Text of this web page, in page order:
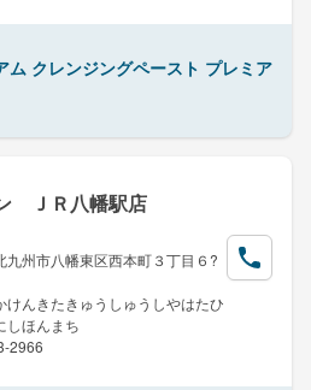
ム クレンジングペースト プレミア
ＪＲ八幡駅店
九州市八幡東区西本町３丁目６?
けんきたきゅうしゅうしやはたひ
しほんまち
2966